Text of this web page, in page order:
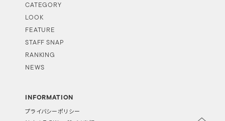
CATEGORY
LOOK
FEATURE
STAFF SNAP
RANKING
NEWS
INFORMATION
プライバシーポリシー